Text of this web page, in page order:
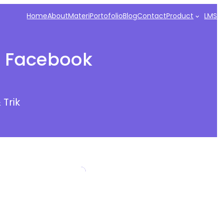
HomeAboutMateriPortofolioBlogContactProduct LMS
Trik